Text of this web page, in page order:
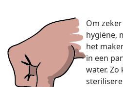
Om
hygiëne,
het
in een
water. Zo